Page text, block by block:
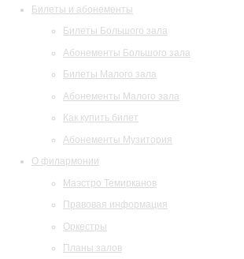
Билеты и абонементы
Билеты Большого зала
Абонементы Большого зала
Билеты Малого зала
Абонементы Малого зала
Как купить билет
Абонементы Музитория
О филармонии
Маэстро Темирканов
Правовая информация
Оркестры
Планы залов